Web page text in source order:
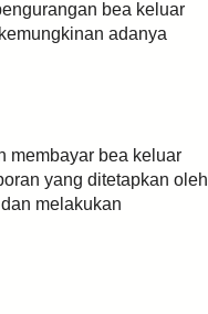
bea keluar
adanya
membayar bea keluar
yang ditetapkan oleh
melakukan